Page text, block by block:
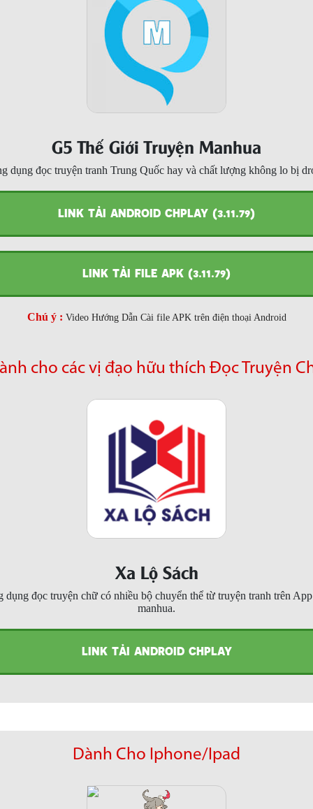
G5 Thế Giới Truyện Manhua
dụng đọc truyện tranh Trung Quốc hay và chất lượng không lo bị
LINK TẢI ANDROID CHPLAY (3.11.79)
LINK TẢI FILE APK (3.11.79)
Chú ý : Video Hướng Dẫn Cài file APK trên điện thoại Android
cho các vị đạo hữu thích Đọc Truyện
Xa Lộ Sách
dụng đọc truyện chữ có nhiều bộ chuyển thể từ truyện tranh trên
manhua.
LINK TẢI ANDROID CHPLAY
Dành Cho Iphone/Ipad